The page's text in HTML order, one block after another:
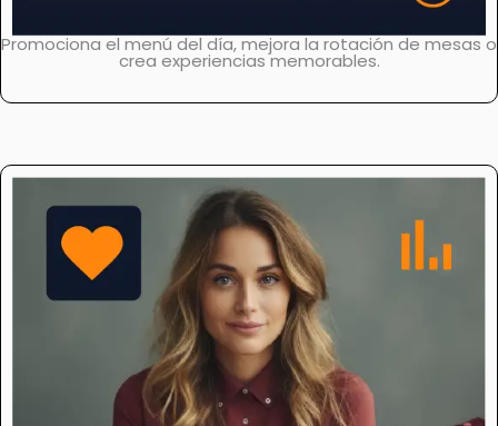
Promociona el menú del día, mejora la rotación de mesas o
crea experiencias memorables.